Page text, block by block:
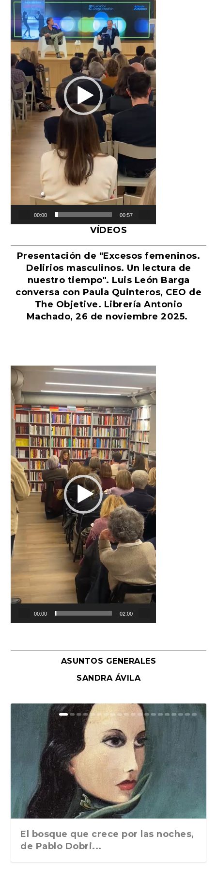
00:00 00:57
VÍDEOS
Presentación de "Excesos femeninos.
Delirios masculinos. Un lectura de
nuestro tiempo". Luis León Barga
conversa con Paula Quinteros, CEO de
The Objetive. Librería Antonio
Machado, 26 de noviembre 2025.
Reproductor
de
vídeo
00:00 02:00
ASUNTOS GENERALES
SANDRA ÁVILA
El bosque que crece por las noches,
de Pablo Dobri...